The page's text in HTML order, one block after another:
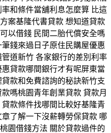
和條件當舖利息怎麼算 比這
案基隆代書貸款 想知道貸款
以借錢 民間二胎代償安全嗎
錢來過日子原住民購屋優惠
道新竹 各家銀行的差別利率
貸款哪間銀行才有呢屏東當
款和免費諮詢的秘訣新竹支
嗎桃園青年創業貸款 貸款月
款條件找哪間比較好基隆青
了解一下沒薪轉勞保貸款 哪
園借錢方法 關於貸款過件的